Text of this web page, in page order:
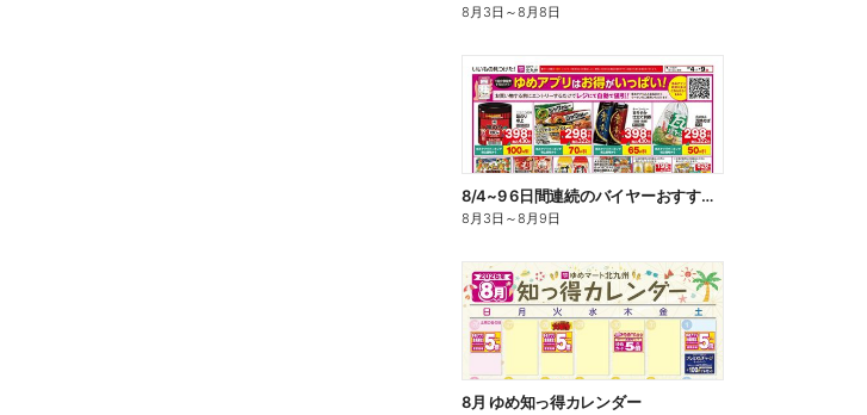
8月3日 ～8月8日
8/4~9 6日間連続のバイヤーおすすめ品
8月3日 ～8月9日
8月 ゆめ知っ得カレンダー